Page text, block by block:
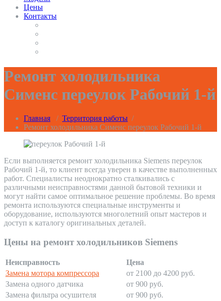
Цены
Контакты
Ремонт холодильника
Сименс переулок Рабочий 1-й
Главная / Территория работы /
Ремонт холодильника Сименс переулок Рабочий 1-й
Если выполняется ремонт холодильника Siemens переулок
Рабочий 1-й, то клиент всегда уверен в качестве выполненных
работ. Специалисты неоднократно сталкивались с
различными неисправностями данной бытовой техники и
могут найти самое оптимальное решение проблемы. Во время
ремонта используются специальные инструменты и
оборудование, используются многолетний опыт мастеров и
доступ к каталогу оригинальных деталей.
Цены на ремонт холодильников Siemens
Неисправность
Цена
Замена мотора компрессора
от 2100 до 4200 руб.
Замена одного датчика
от 900 руб.
Замена фильтра осушителя
от 900 руб.